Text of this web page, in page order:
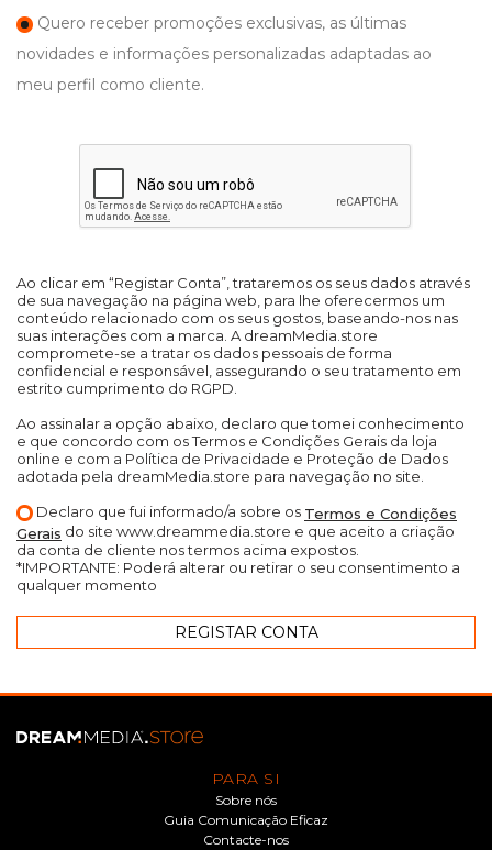
Quero receber promoções exclusivas, as últimas
novidades e informações personalizadas adaptadas ao
meu perfil como cliente.
Ao clicar em “Registar Conta”, trataremos os seus dados através
de sua navegação na página web, para lhe oferecermos um
conteúdo relacionado com os seus gostos, baseando-nos nas
suas interações com a marca. A dreamMedia.store
compromete-se a tratar os dados pessoais de forma
confidencial e responsável, assegurando o seu tratamento em
estrito cumprimento do RGPD.
Ao assinalar a opção abaixo, declaro que tomei conhecimento
e que concordo com os Termos e Condições Gerais da loja
online e com a Política de Privacidade e Proteção de Dados
adotada pela dreamMedia.store para navegação no site.
Declaro que fui informado/a sobre os Termos e Condições
Gerais do site www.dreammedia.store e que aceito a criação
da conta de cliente nos termos acima expostos.
*IMPORTANTE: Poderá alterar ou retirar o seu consentimento a
qualquer momento
PARA SI
Sobre nós
Guia Comunicação Eficaz
Contacte-nos